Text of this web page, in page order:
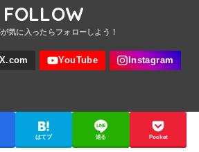
FOLLOW
はてブ 送る Pocket